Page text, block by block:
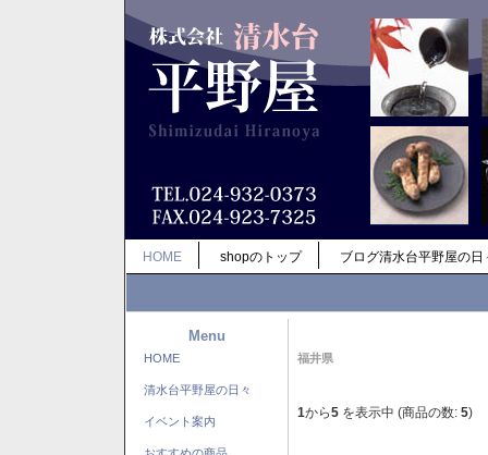
HOME shopのトップ ブログ清水台平野屋の日
Menu
HOME
清水台平野屋の日々
イベント案内
福井県
1から5 を表示中 (商品の数: 5)